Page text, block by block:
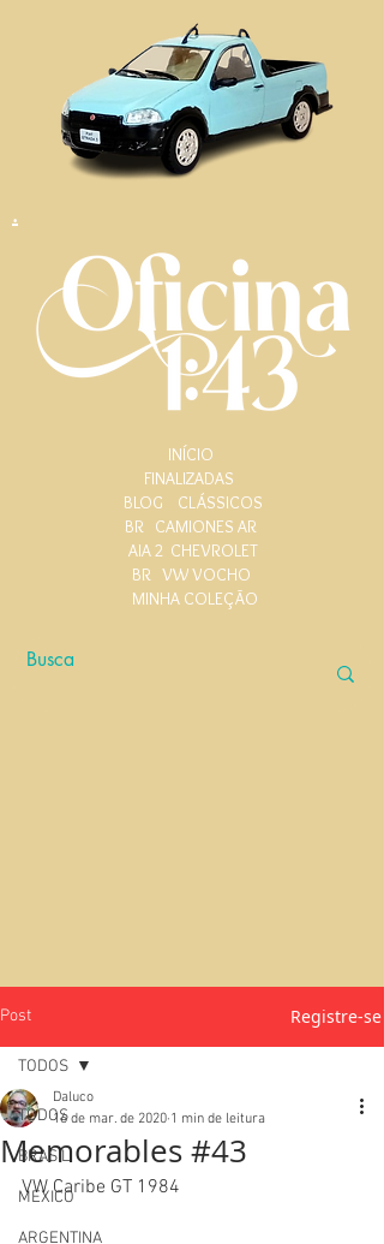
.
INÍCIO
FINALIZADAS
BLOG
CLÁSSICOS
BR CAMIONES AR
AIA 2 CHEVROLET
BR VW VOCHO
MINHA COLEÇÃO
Post Registre-se
TODOS
BRASIL
MEXICO
ARGENTINA
TODOS
Memorables #43
Daluco
16 de mar. de 2020 1 min de leitura
VW Caribe GT 1984